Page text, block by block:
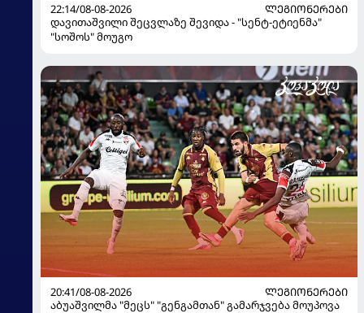
22:14/08-08-2026
ᲚᲔᲒᲘᲝᲜᲔᲠᲔᲑᲘ
დავითაშვილი შეცვლაზე შევიდა - "სენტ-ეტიენმა"
"სოშოს" მოუგო
20:41/08-08-2026
ᲚᲔᲒᲘᲝᲜᲔᲠᲔᲑᲘ
აბუაშვილმა "მეცს" "გენგამთან" გამარჯვება მოუპოვა